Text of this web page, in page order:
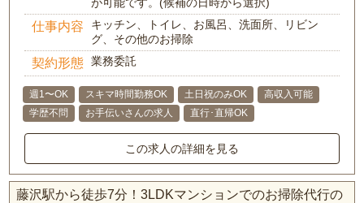
が可能です。(候補の日時から選択)
仕事内容
キッチン、トイレ、お風呂、洗面所、リビン
グ、その他のお掃除
契約形態 業務委託
週1〜OK スキマ時間勤務OK 土日祝のみOK
高収入可能
学歴不問
お手伝いさんの求人 直行･直帰OK
この求人の詳細を見る
藤沢駅から徒歩7分！3LDKマンションでのお掃除代行の